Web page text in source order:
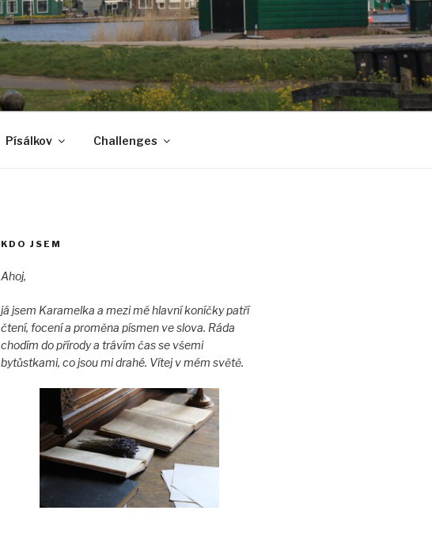
Písálkov Challenges
KDO JSEM
Ahoj,
já jsem Karamelka a mezi mé hlavní koníčky patří
čtení, focení a proměna písmen ve slova. Ráda
chodím do přírody a trávím čas se všemi
bytůstkami, co jsou mi drahé. Vítej v mém světě.